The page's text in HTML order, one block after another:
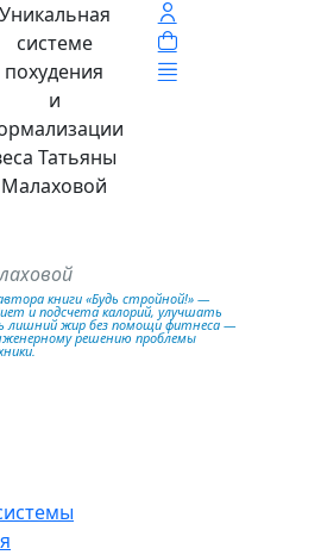
Уникальная
системе
похудения
и
Татьяны
Малаховой
книги «Будь стройной!» —
и подсчета калорий, улучшать
лишний жир без помощи фитнеса —
решению проблемы